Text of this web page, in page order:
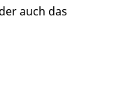
auch das